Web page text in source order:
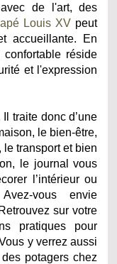
de l'art, des
Louis XV peut
accueillante. En
réside
et l'expression
traite donc d’une
le bien-être,
le transport et bien
le journal vous
l’intérieur ou
vous envie
sur votre
pratiques pour
y verrez aussi
potagers chez